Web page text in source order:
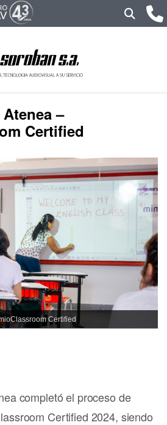
–
Certified
Certified
completó el proceso de
Certified 2024, siendo